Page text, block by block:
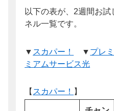
以下の表が、2週間お
ネル一覧です。
▼ スカパー！ ▼ プレ
ミアムサービス光
【 スカパー！ 】